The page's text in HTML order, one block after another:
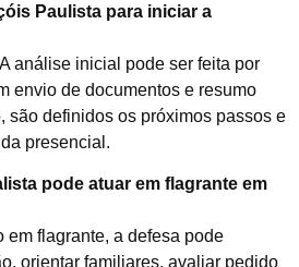
Paulista para iniciar a
análise inicial pode ser feita por
envio de documentos e resumo
são definidos os próximos passos e
presencial.
pode atuar em flagrante em
em flagrante, a defesa pode
orientar familiares, avaliar pedido